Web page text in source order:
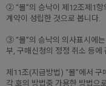
② “몰”의 승낙이 제12조제1항
계약이 성립한 것으로 봅니다.
③ “몰”의 승낙의 의사표시에
부, 구매신청의 정정 취소 등에
제11조(지급방법) “몰”에서
각 호의 방법중 가용한 방법으